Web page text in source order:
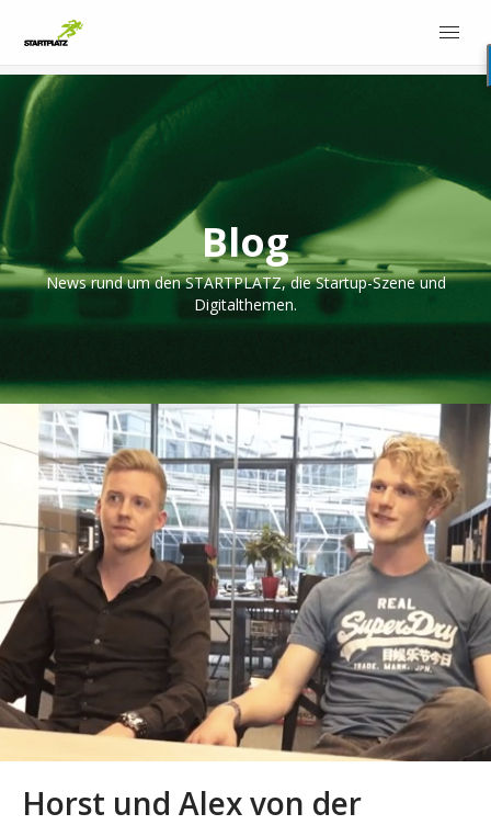
Blog
News rund um den STARTPLATZ, die Startup-Szene und
Digitalthemen.
Horst und Alex von der